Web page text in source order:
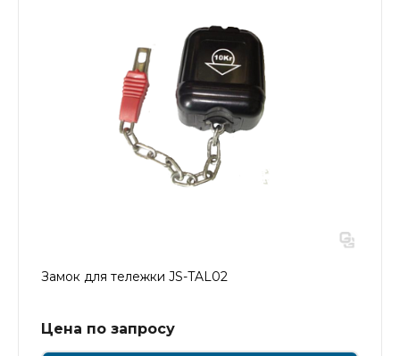
Замок для тележки JS-TAL02
Цена по запросу